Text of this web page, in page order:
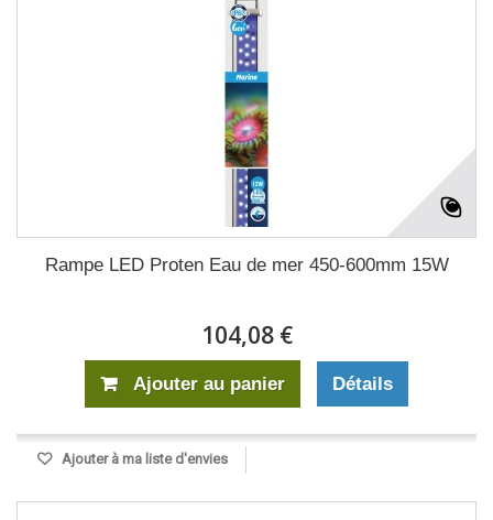
Rampe LED Proten Eau de mer 450-600mm 15W
104,08 €
Ajouter au panier Détails
Ajouter à ma liste d'envies